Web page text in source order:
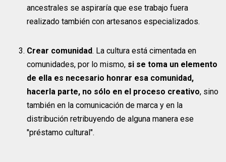
ancestrales se aspiraría que ese trabajo fuera
realizado también con artesanos especializados.
Crear comunidad. La cultura está cimentada en
comunidades, por lo mismo, si se toma un elemento
de ella es necesario honrar esa comunidad,
hacerla parte, no sólo en el proceso creativo, sino
también en la comunicación de marca y en la
distribución retribuyendo de alguna manera ese
"préstamo cultural".